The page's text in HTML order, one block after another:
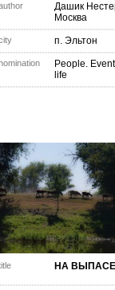
Дашик
Москва
п. Эльтон
People.
life
НА ВЫПАСЕ